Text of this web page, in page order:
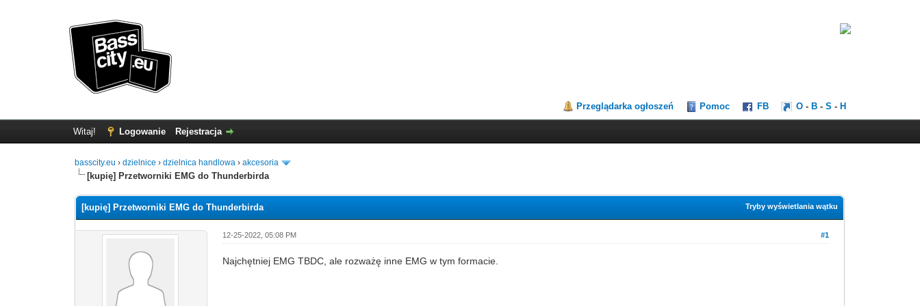
Przeglądarka ogłoszeń Pomoc FB O - B -S - H
Witaj! Logowanie Rejestracja
basscity.eu ›dzielnice ›dzielnica handlowa ›akcesoria
[kupię] Przetworniki EMG do Thunderbirda
Tryby wyświetlania wątku
[kupię] Przetworniki EMG do Thunderbirda
#1
12-25-2022, 05:08 PM
Najchętniej EMG TBDC, ale rozważę inne EMG w tym formacie.